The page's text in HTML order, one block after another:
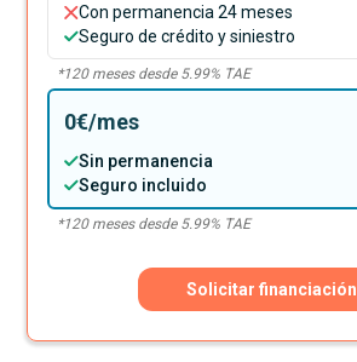
Con permanencia 24 meses
Seguro de crédito y siniestro
*120meses desde 5.99% TAE
0€/mes
Sin permanencia
Seguro incluido
*120meses desde 5.99% TAE
Solicitar financiación